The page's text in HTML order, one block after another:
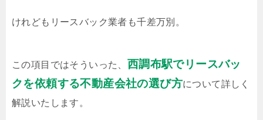
けれどもリースバック業者も千差万別。
この項目ではそういった、 西調布駅でリースバッ
クを依頼する不動産会社の選び方について詳しく
解説いたします。